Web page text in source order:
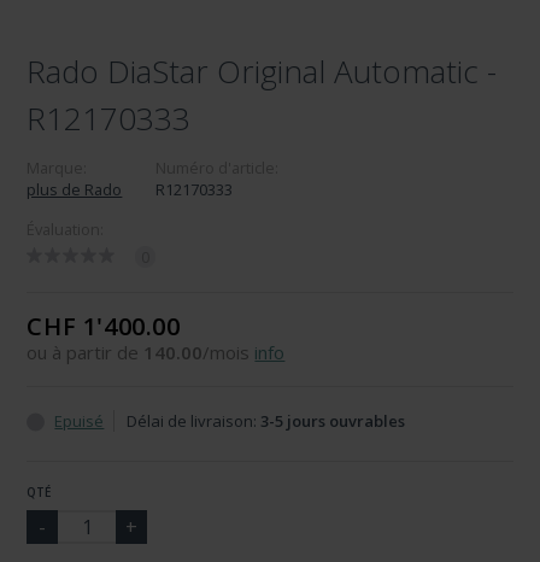
Rado DiaStar Original Automatic -
R12170333
plus de Rado
R12170333
CHF 1'400.00
ou à partir de 140.00/mois info
Epuisé Délai de livraison: 3-5 jours ouvrables
QTÉ